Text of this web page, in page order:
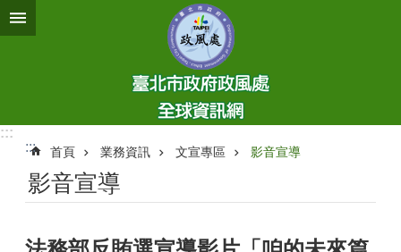
跳到主要內容區塊
:::
:::
首頁 業務資訊 文宣專區 影音宣導
影音宣導